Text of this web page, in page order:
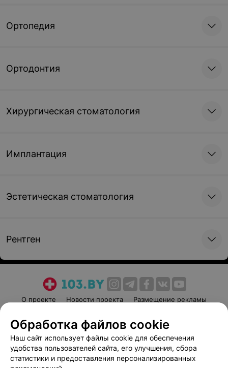
Ортопедия
Ортодонтия
Хирургическая стоматология
Имплантация
Эстетическая стоматология
Рентген
О проекте Новости проекта
Размещение рекламы
Пользовательское соглашение
Способы оплаты
Вакансии
Партнеры
Написать руководителю 103.by
Обработка файлов cookie
Наш сайт использует файлы cookie для обеспечения
удобства пользователей сайта, его улучшения, сбора
статистики и предоставления персонализированных